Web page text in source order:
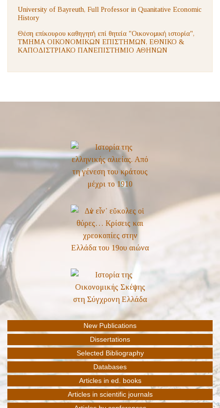
University of Bayreuth, Full Professor in Quanitative Economic
History
Θέση επίκουρου καθηγητή επί θητεία "Οικονομική ιστορία",
ΤΜΗΜΑ ΟΙΚΟΝΟΜΙΚΩΝ ΕΠΙΣΤΗΜΩΝ, ΕΘΝΙΚΟ &
ΚΑΠΟΔΙΣΤΡΙΑΚΟ ΠΑΝΕΠΙΣΤΗΜΙΟ ΑΘΗΝΩΝ